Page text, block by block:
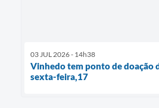
03 JUL 2026 - 14h38
Vinhedo tem ponto de doação
sexta-feira,17